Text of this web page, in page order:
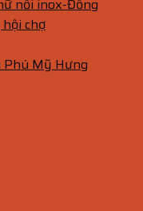
nổi inox-Đồng
chợ
Phú Mỹ Hưng